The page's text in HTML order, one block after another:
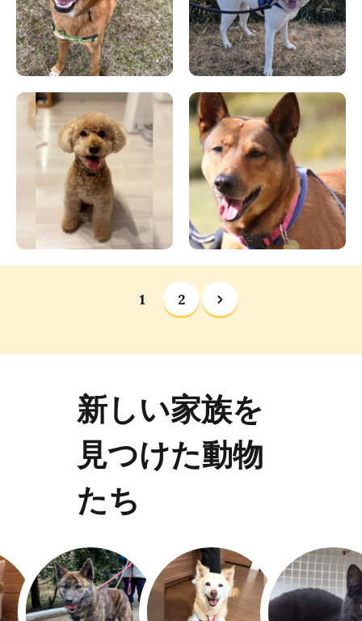
1 2
新しい家族を
見つけた動物
たち